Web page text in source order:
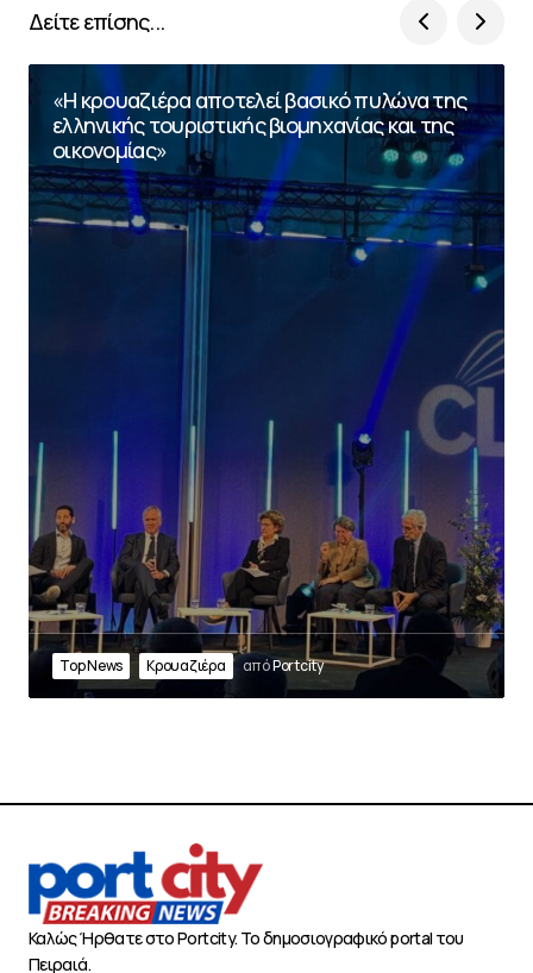
Δείτε επίσης...
«Η κρουαζιέρα αποτελεί βασικό πυλώνα της
ελληνικής τουριστικής βιομηχανίας και της
οικονομίας»
Top News Κρουαζιέρα απόPortcity
Καλώς Ήρθατε στο Portcity. Το δημοσιογραφικό portal του
Πειραιά.